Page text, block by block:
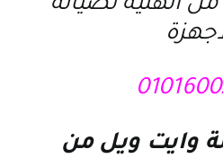
الهئية لصيانة
وايت ويل من